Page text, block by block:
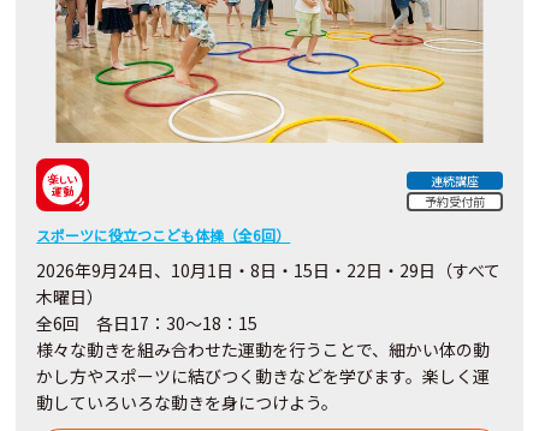
連続講座
予約受付前
スポーツに役立つこども体操（全6回）
2026年9月24日、10月1日・8日・15日・22日・29日（すべて
木曜日）
全6回 各日17：30～18：15
様々な動きを組み合わせた運動を行うことで、細かい体の動
かし方やスポーツに結びつく動きなどを学びます。楽しく運
動していろいろな動きを身につけよう。